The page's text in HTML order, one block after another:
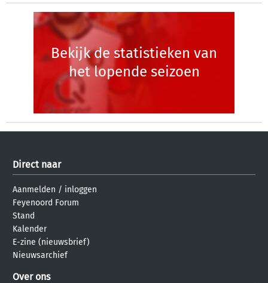
Bekijk de statistieken van
het lopende seizoen
Direct naar
Aanmelden / inloggen
Feyenoord Forum
Stand
Kalender
E-zine (nieuwsbrief)
Nieuwsarchief
Over ons